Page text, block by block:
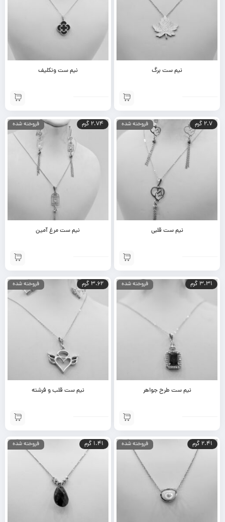
نیم ست برگ نیم ست ونکلیف
فروخته شده 2.7 گرم
نیم ست قلبی
فروخته شده 2.74 گرم
نیم ست مرغ آمین
فروخته شده 3.31 گرم
نیم ست طرح جواهر
فروخته شده 3.62 گرم
نیم ست قلب و فرشته
فروخته شده 2.41 گرم فروخته شده 1.41 گرم